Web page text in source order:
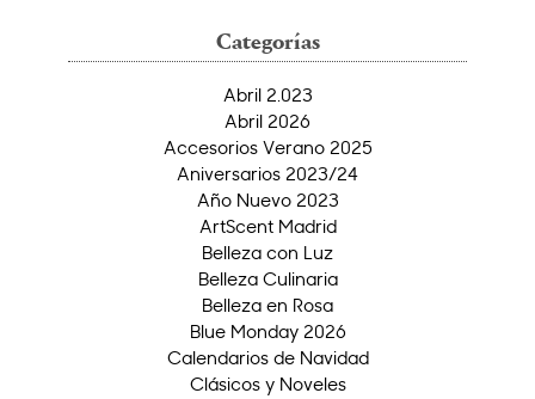
Categorías
Abril 2.023
Abril 2026
Accesorios Verano 2025
Aniversarios 2023/24
Año Nuevo 2023
ArtScent Madrid
Belleza con Luz
Belleza Culinaria
Belleza en Rosa
Blue Monday 2026
Calendarios de Navidad
Clásicos y Noveles